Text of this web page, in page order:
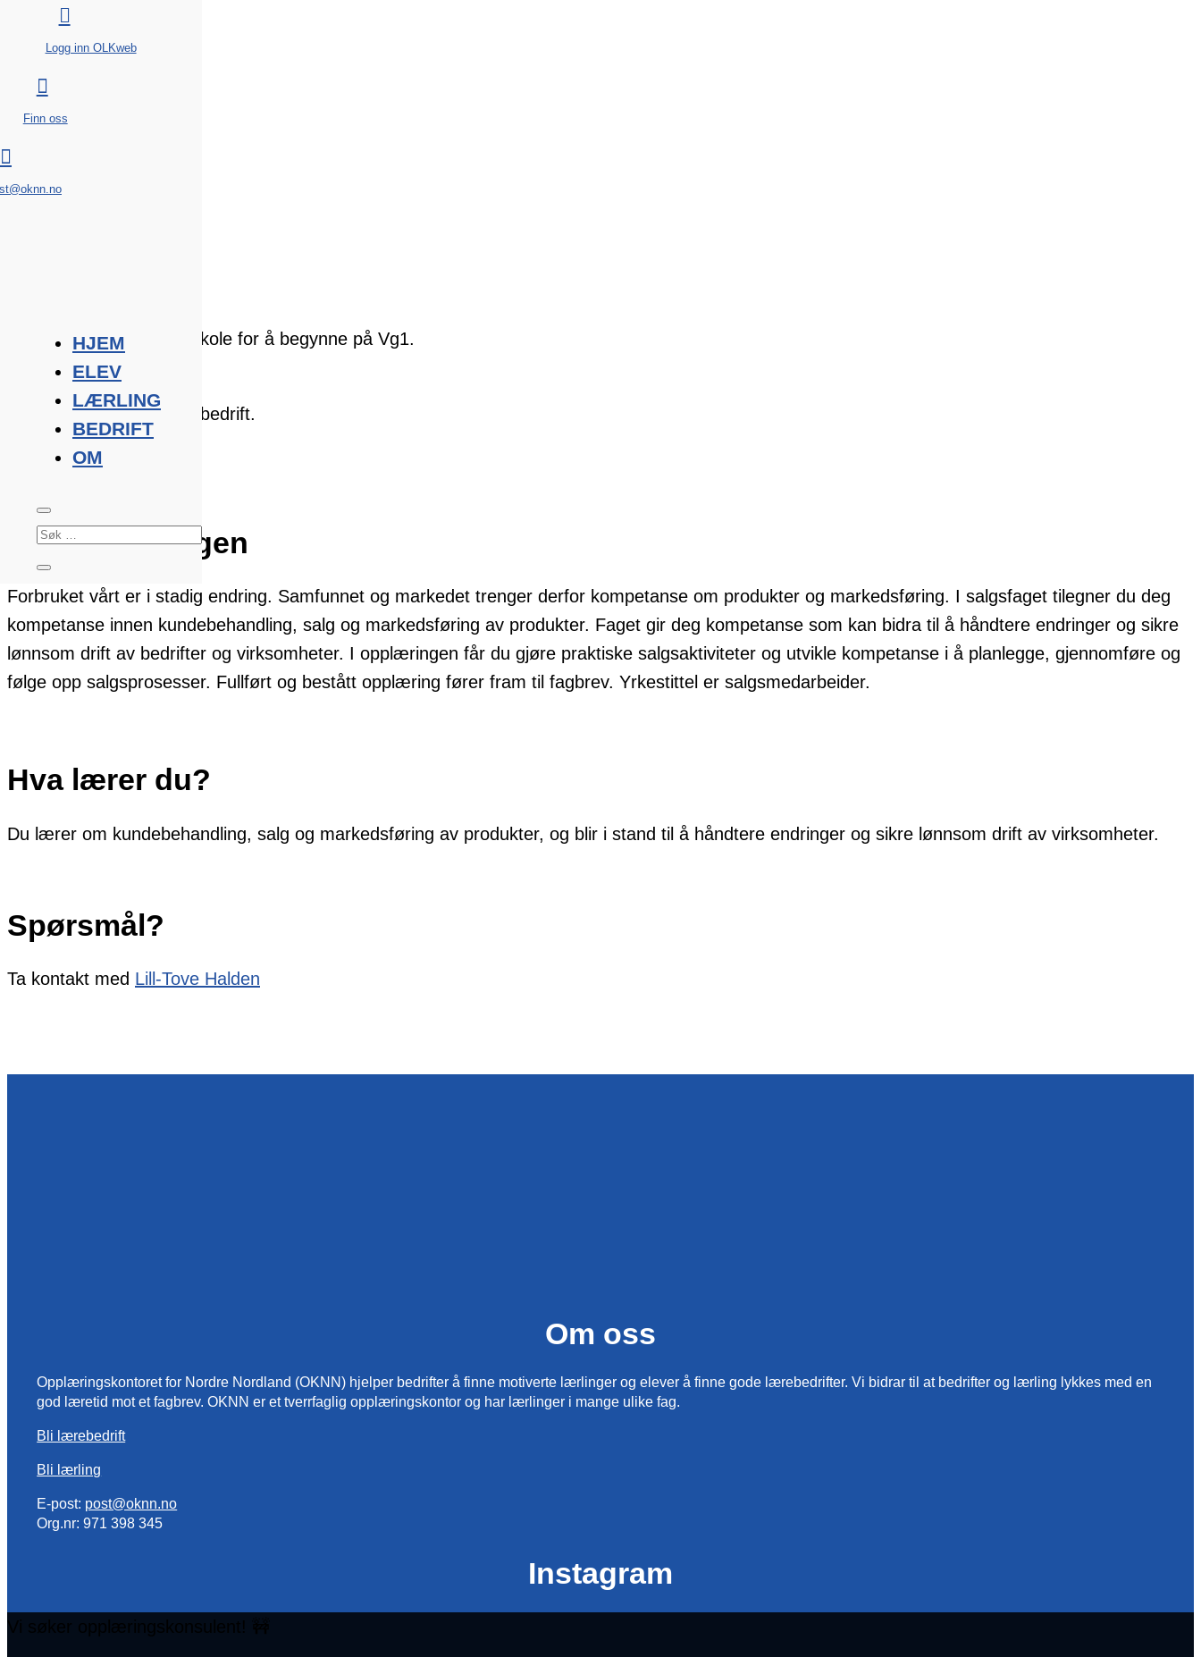

Logg inn OLKweb

Finn oss

HJEM
ELEV
LÆRLING
BEDRIFT
OM
Du må ha fullført grunnskole for å begynne på Vg1.
Varighet:
To år på skole og to år i bedrift.
SE LÆREBEDRIFTER
Om utdanningen
Forbruket vårt er i stadig endring. Samfunnet og markedet trenger derfor kompetanse om produkter og markedsføring. I salgsfaget tilegner du deg
kompetanse innen kundebehandling, salg og markedsføring av produkter. Faget gir deg kompetanse som kan bidra til å håndtere endringer og sikre
lønnsom drift av bedrifter og virksomheter. I opplæringen får du gjøre praktiske salgsaktiviteter og utvikle kompetanse i å planlegge, gjennomføre og
følge opp salgsprosesser. Fullført og bestått opplæring fører fram til fagbrev. Yrkestittel er salgsmedarbeider.
Hva lærer du?
Du lærer om kundebehandling, salg og markedsføring av produkter, og blir i stand til å håndtere endringer og sikre lønnsom drift av virksomheter.
Spørsmål?
Ta kontakt med Lill-Tove Halden
Om oss
Opplæringskontoret for Nordre Nordland (OKNN) hjelper bedrifter å finne motiverte lærlinger og elever å finne gode lærebedrifter. Vi bidrar til at bedrifter og lærling lykkes med en
god læretid mot et fagbrev. OKNN er et tverrfaglig opplæringskontor og har lærlinger i mange ulike fag.
Bli lærebedrift
Bli lærling
E-post: post@oknn.no
Org.nr: 971 398 345
Instagram
Vi søker opplæringskonsulent! 🚧